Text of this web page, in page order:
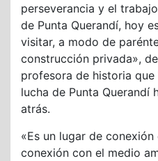
perseverancia y el
de Punta Querandí, hoy
visitar, a modo de
construcción privada»,
profesora de historia
lucha de Punta Querandí
atrás.
«Es un lugar de
conexión con el medio